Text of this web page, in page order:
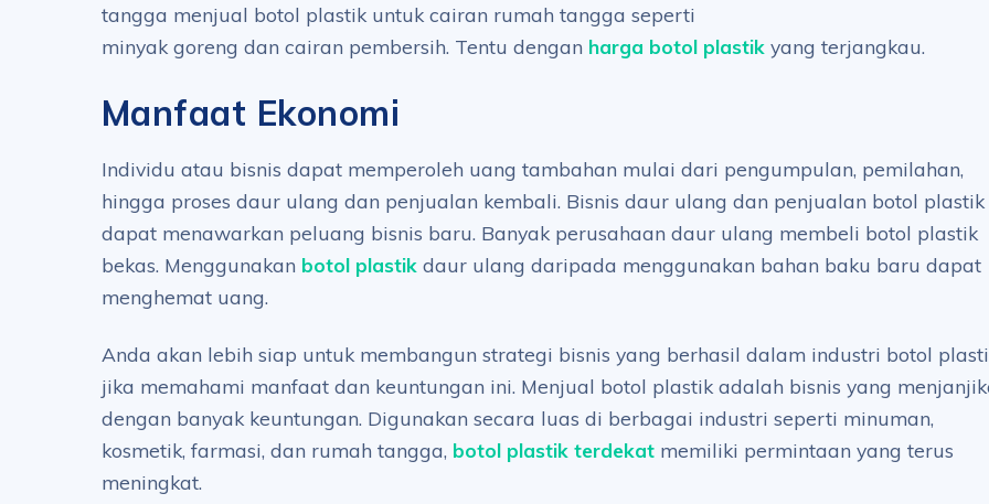
tangga menjual botol plastik untuk cairan rumah tangga seperti
minyak goreng dan cairan pembersih. Tentu dengan harga botol plastik yang terjangkau.
Manfaat Ekonomi
Individu atau bisnis dapat memperoleh uang tambahan mulai dari pengumpulan, pemilahan,
hingga proses daur ulang dan penjualan kembali. Bisnis daur ulang dan penjualan botol plastik
dapat menawarkan peluang bisnis baru. Banyak perusahaan daur ulang membeli botol plastik
bekas. Menggunakan botol plastik daur ulang daripada menggunakan bahan baku baru dapat
menghemat uang.
Anda akan lebih siap untuk membangun strategi bisnis yang berhasil dalam industri botol
jika memahami manfaat dan keuntungan ini. Menjual botol plastik adalah bisnis yang
dengan banyak keuntungan. Digunakan secara luas di berbagai industri seperti minuman,
kosmetik, farmasi, dan rumah tangga, botol plastik terdekat memiliki permintaan yang terus
meningkat.